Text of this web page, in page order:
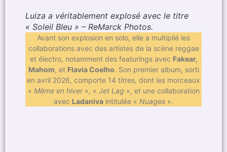
Luiza a véritablement explosé avec le titre
« Soleil Bleu » – ReMarck Photos.
Avant son explosion en solo, elle a multiplié les
collaborations avec des artistes de la scène reggae
et électro, notamment des featurings avec Fakear,
Mahom, et Flavia Coelho. Son premier album, sorti
en avril 2026, comporte 14 titres, dont les morceaux
« Même en hiver», « Jet Lag », et une collaboration
avec Ladaniva intitulée « Nuages ».